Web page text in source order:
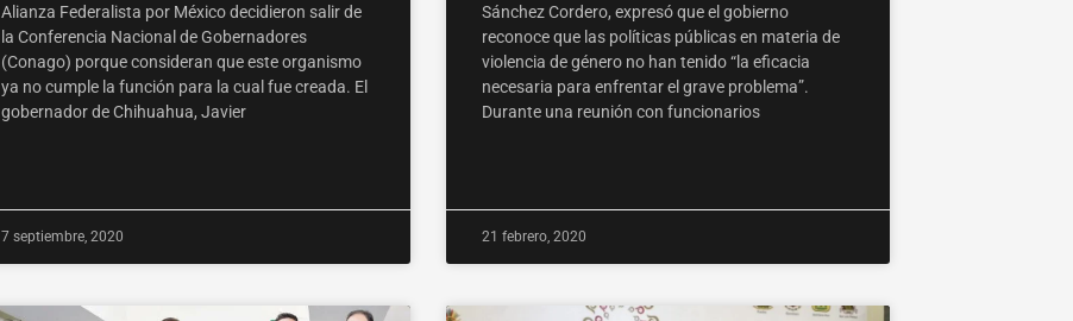
Alianza Federalista por México decidieron salir de
la Conferencia Nacional de Gobernadores
(Conago) porque consideran que este organismo
ya no cumple la función para la cual fue creada. El
gobernador de Chihuahua, Javier
7 septiembre, 2020
Sánchez Cordero, expresó que el gobierno
reconoce que las políticas públicas en materia de
violencia de género no han tenido “la eficacia
necesaria para enfrentar el grave problema”.
Durante una reunión con funcionarios
21 febrero, 2020